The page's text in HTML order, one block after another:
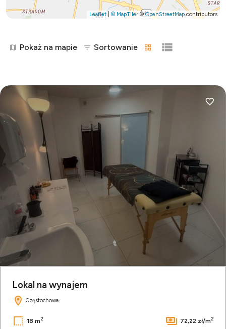
Leaflet © MapTiler©OpenStreetMap contributors
Pokaż na mapie Sortowanie
tabelalista
Dodaj
Lokal na wynajem
Częstochowa
18 m2 72,22 zł/m2